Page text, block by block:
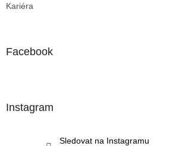
Kariéra
Facebook
Instagram
Sledovat na Instagramu